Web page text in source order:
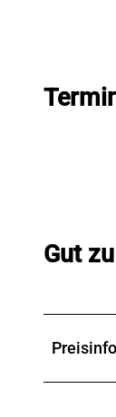
Gut